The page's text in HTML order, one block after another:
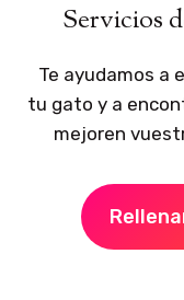
Servicios
Te ayudamos a
tu gato y a
mejoren